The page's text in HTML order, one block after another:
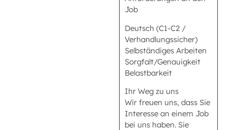
Job
Deutsch (C1-C2 /
Verhandlungssicher)
Selbständiges Arbeiten
Sorgfalt/Genauigkeit
Belastbarkeit
Ihr Weg zu uns
Wir freuen uns, dass Sie
Interesse an einem Job
bei uns haben. Sie